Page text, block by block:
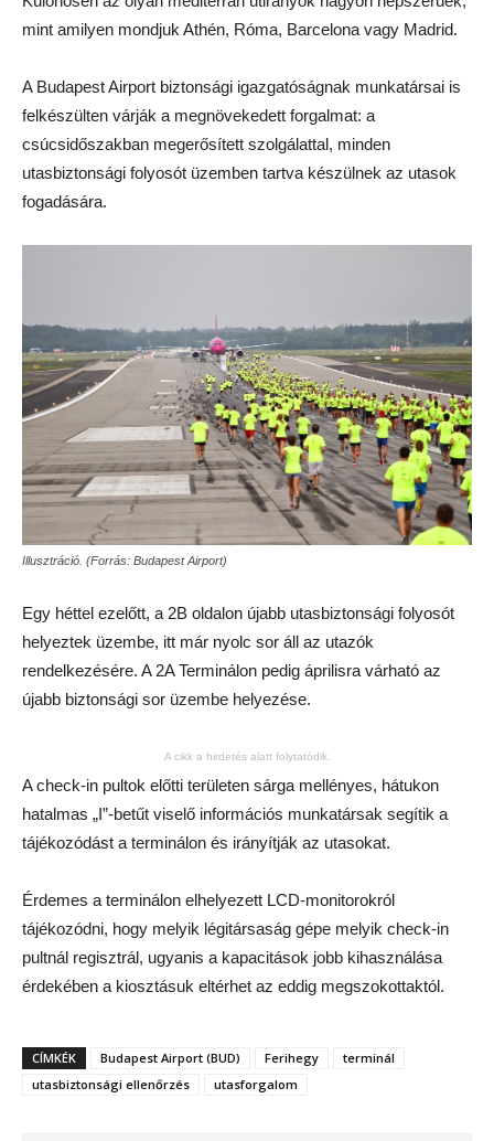
mint amilyen mondjuk Athén, Róma, Barcelona vagy Madrid.
A Budapest Airport biztonsági igazgatóságnak munkatársai is
felkészülten várják a megnövekedett forgalmat: a
csúcsidőszakban megerősített szolgálattal, minden
utasbiztonsági folyosót üzemben tartva készülnek az utasok
fogadására.
Illusztráció. (Forrás: Budapest Airport)
Egy héttel ezelőtt, a 2B oldalon újabb utasbiztonsági folyosót
helyeztek üzembe, itt már nyolc sor áll az utazók
rendelkezésére. A 2A Terminálon pedig áprilisra várható az
újabb biztonsági sor üzembe helyezése.
A cikk a hirdetés alatt folytatódik.
A check-in pultok előtti területen sárga mellényes, hátukon
hatalmas „I”-betűt viselő információs munkatársak segítik a
tájékozódást a terminálon és irányítják az utasokat.
Érdemes a terminálon elhelyezett LCD-monitorokról
tájékozódni, hogy melyik légitársaság gépe melyik check-in
pultnál regisztrál, ugyanis a kapacitások jobb kihasználása
érdekében a kiosztásuk eltérhet az eddig megszokottaktól.
CÍMKÉK Budapest Airport (BUD) Ferihegy
terminál
utasbiztonsági ellenőrzés
utasforgalom